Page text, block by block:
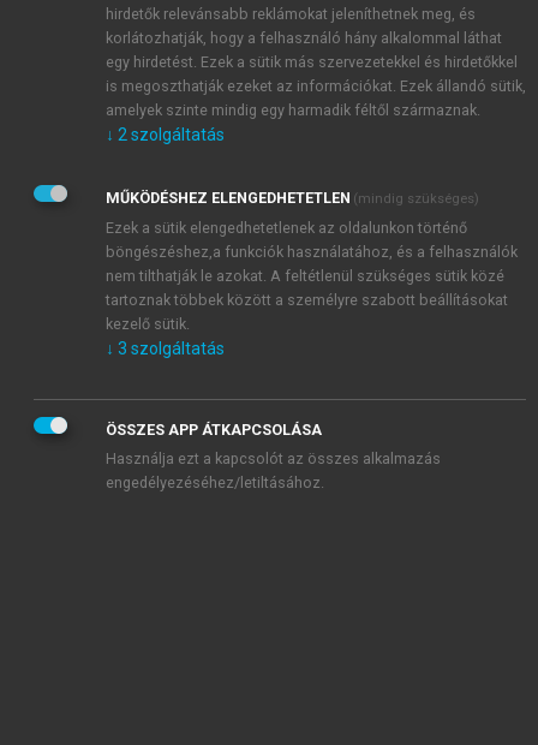
JELSZÓ ÚJRA
Kérek értesítést a MeRSZ újdonságairól, akcióiról.
Kérek értesítést az Akadémiai Kiadó Zrt. újdonságairól,
Adatkezelési tájékoztatóbanfoglaltakat tudomásul
veszem és elfogadom.
Általános vásárlási feltételeket, valamint a szotar.netés a
mersz.huoldalak licencszerződéseiben foglaltakat
tudomásul veszem és elfogadom.
KIPRÓBÁLOM
hirdetők relevánsabb reklámokat jeleníthetnek meg, és
korlátozhatják, hogy a felhasználó hány alkalommal láthat
egy hirdetést. Ezek a sütik más szervezetekkel és hirdetőkkel
is megoszthatják ezeket az információkat. Ezek állandó sütik,
amelyek szinte mindig egy harmadik féltől származnak.
↓ 2 szolgáltatás
MŰKÖDÉSHEZ ELENGEDHETETLEN (mindig szükséges)
Ezek a sütik elengedhetetlenek az oldalunkon történő
böngészéshez,a funkciók használatához, és a felhasználók
nem tilthatják le azokat. A feltétlenül szükséges sütik közé
tartoznak többek között a személyre szabott beállításokat
kezelő sütik.
↓ 3 szolgáltatás
ÖSSZES APP ÁTKAPCSOLÁSA
Használja ezt a kapcsolót az összes alkalmazás
engedélyezéséhez/letiltásához.